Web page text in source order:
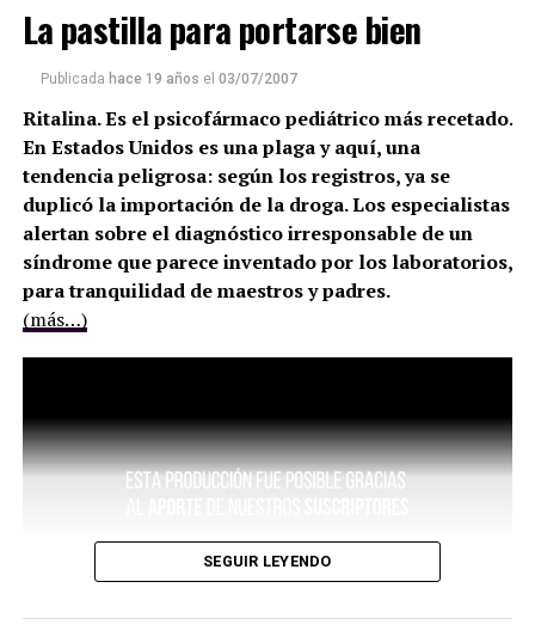
La pastilla para portarse bien
Publicada hace 19 años el 03/07/2007
Ritalina. Es el psicofármaco pediátrico más recetado.
En Estados Unidos es una plaga y aquí, una
tendencia peligrosa: según los registros, ya se
duplicó la importación de la droga. Los especialistas
alertan sobre el diagnóstico irresponsable de un
síndrome que parece inventado por los laboratorios,
para tranquilidad de maestros y padres.
(más…)
SEGUIR LEYENDO